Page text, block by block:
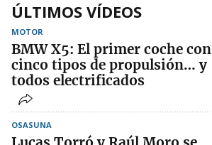
ÚLTIMOS VÍDEOS
MOTOR
BMW X5: El primer coche con
cinco tipos de propulsión… y
todos electrificados
OSASUNA